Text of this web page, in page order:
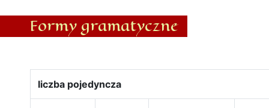
Formy gramatyczne
liczba pojedyncza